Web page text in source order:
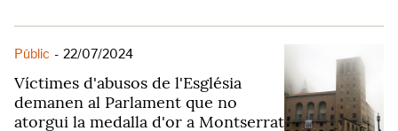
Públic - 22/07/2024
Víctimes d'abusos de l'Església
demanen al Parlament que no
atorgui la medalla d'or a Montserrat